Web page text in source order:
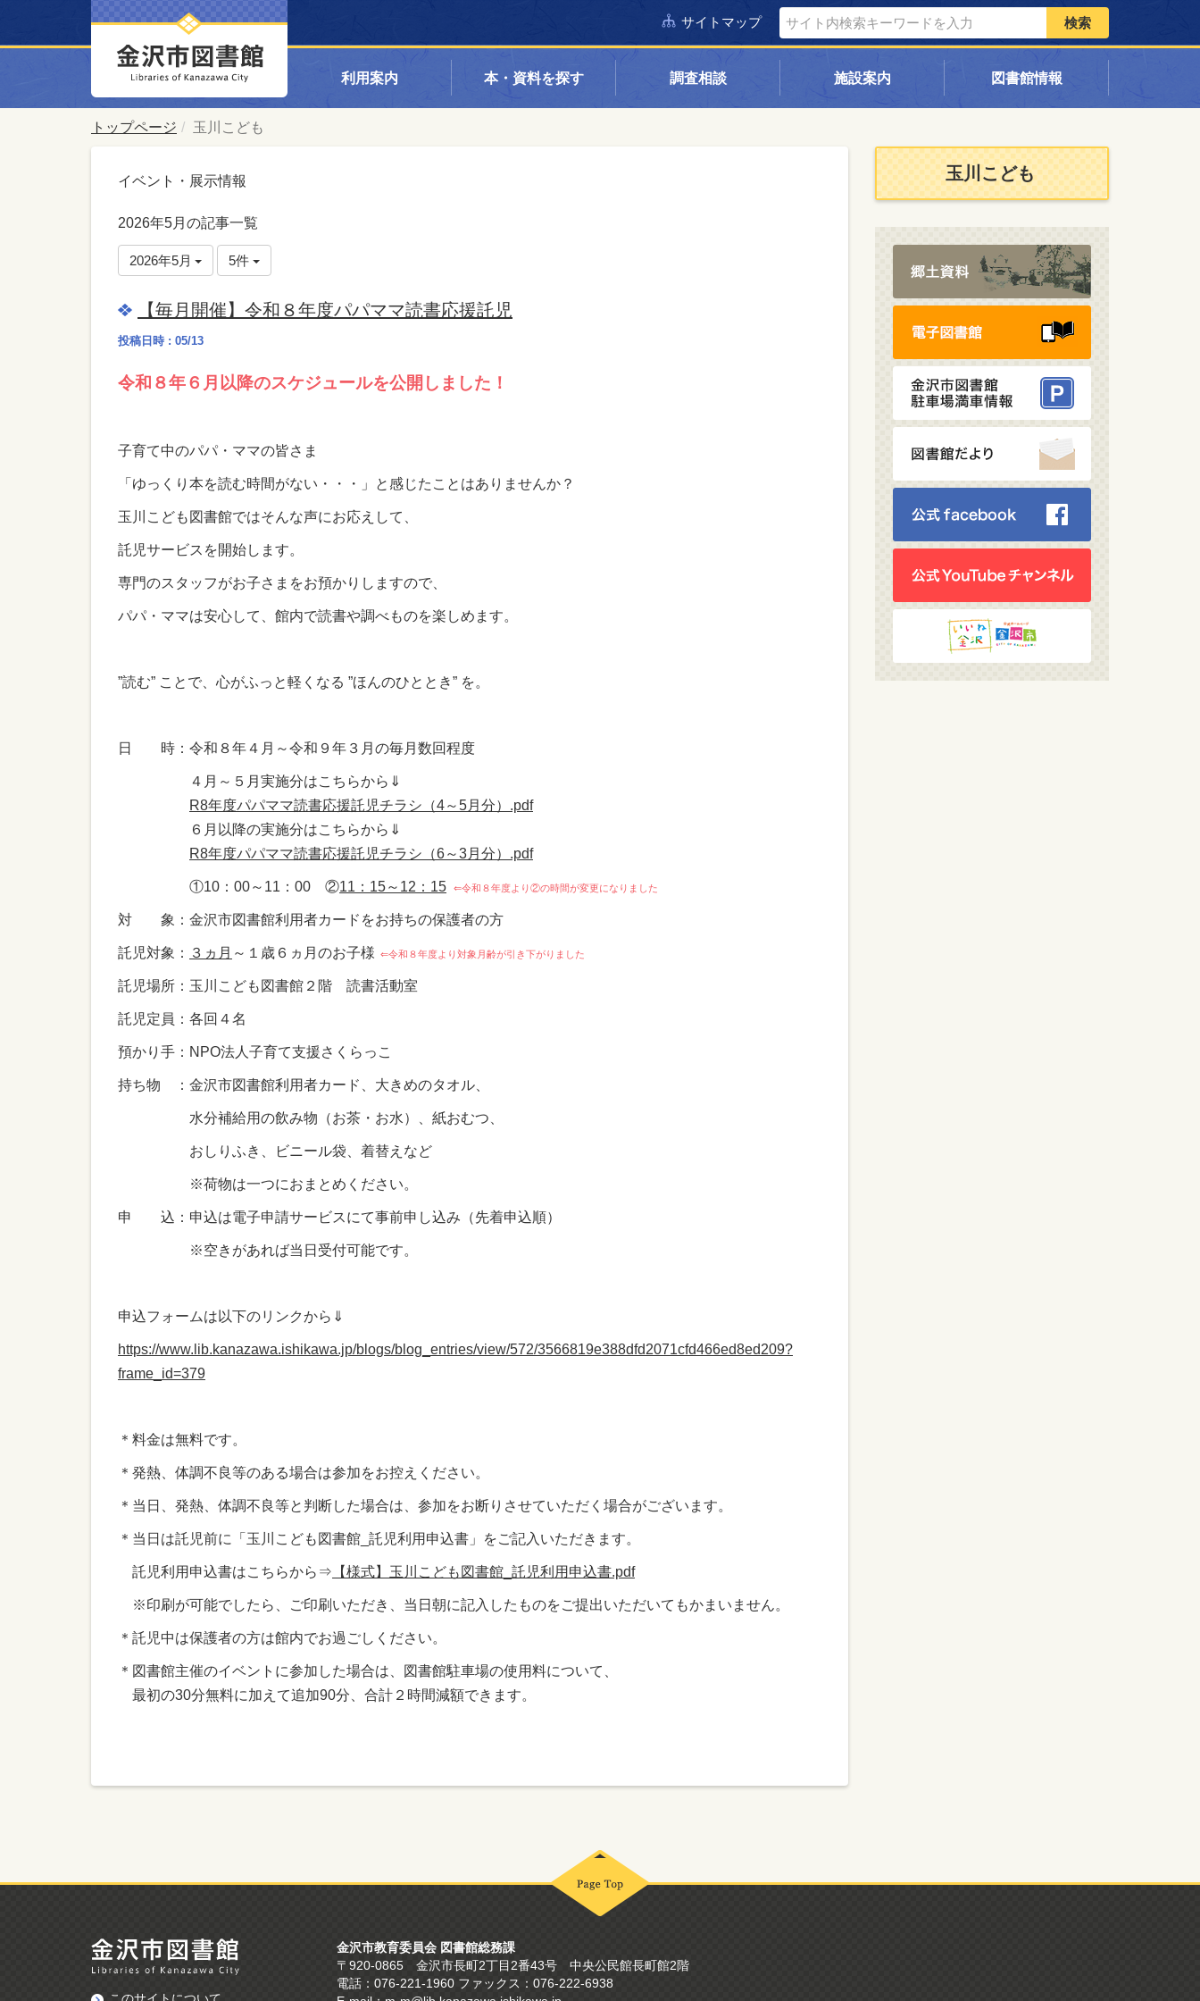
サイトマップ 検索
利用案内 本・資料を探す 調査相談 施設案内 図書館情報
トップページ 玉川こども
イベント・展示情報
2026年5月の記事一覧
2026年5月 5件
【毎月開催】令和８年度パパママ読書応援託児
投稿日時 : 05/13
令和８年６月以降のスケジュールを公開しました！
子育て中のパパ・ママの皆さま
「ゆっくり本を読む時間がない・・・」と感じたことはありませんか？
玉川こども図書館ではそんな声にお応えして、
託児サービスを開始します。
専門のスタッフがお子さまをお預かりしますので、
パパ・ママは安心して、館内で読書や調べものを楽しめます。
”読む” ことで、心がふっと軽くなる ”ほんのひととき” を。
日 時：令和８年４月～令和９年３月の毎月数回程度
４月～５月実施分はこちらから⇓
R8年度パパママ読書応援託児チラシ（4～5月分）.pdf
６月以降の実施分はこちらから⇓
R8年度パパママ読書応援託児チラシ（6～3月分）.pdf
①10：00～11：00 ②11：15～12：15 ⇐令和８年度より②の時間が変更になりました
対 象：金沢市図書館利用者カードをお持ちの保護者の方
託児対象： ３ヵ月 ～１歳６ヵ月のお子様 ⇐令和８年度より対象月齢が引き下がりました
託児場所：玉川こども図書館２階 読書活動室
託児定員：各回４名
預かり手：NPO法人子育て支援さくらっこ
持ち物 ：金沢市図書館利用者カード、大きめのタオル、
水分補給用の飲み物（お茶・お水）、紙おむつ、
おしりふき、ビニール袋、着替えなど
※荷物は一つにおまとめください。
申 込：申込は電子申請サービスにて事前申し込み（先着申込順）
※空きがあれば当日受付可能です。
申込フォームは以下のリンクから⇓
https://www.lib.kanazawa.ishikawa.jp/blogs/blog_entries/view/572/3566819e388dfd2071cfd466ed8ed209?
frame_id=379
＊料金は無料です。
＊発熱、体調不良等のある場合は参加をお控えください。
＊当日、発熱、体調不良等と判断した場合は、参加をお断りさせていただく場合がございます。
＊当日は託児前に「玉川こども図書館_託児利用申込書」をご記入いただきます。
託児利用申込書はこちらから⇒ 【様式】玉川こども図書館_託児利用申込書.pdf
※印刷が可能でしたら、ご印刷いただき、当日朝に記入したものをご提出いただいてもかまいません。
＊託児中は保護者の方は館内でお過ごしください。
＊図書館主催のイベントに参加した場合は、図書館駐車場の使用料について、
最初の30分無料に加えて追加90分、合計２時間減額できます。
玉川こども
金沢市教育委員会 図書館総務課
〒920-0865 金沢市長町2丁目2番43号 中央公民館長町館2階
電話：076-221-1960 ファックス：076-222-6938